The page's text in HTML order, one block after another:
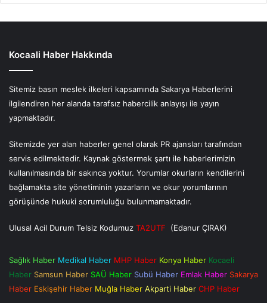
Kocaali Haber Hakkında
Sitemiz basın meslek ilkeleri kapsamında Sakarya Haberlerini
ilgilendiren her alanda tarafsız habercilik anlayışı ile yayın
yapmaktadır.
Sitemizde yer alan haberler genel olarak PR ajansları tarafından
servis edilmektedir. Kaynak göstermek şartı ile haberlerimizin
kullanılmasında bir sakınca yoktur. Yorumlar okurların kendilerini
bağlamakta site yönetiminin yazarların ve okur yorumlarının
görüşünde hukuki sorumluluğu bulunmamaktadır.
Ulusal Acil Durum Telsiz Kodumuz TA2UTF (Edanur ÇIRAK)
Sağlık Haber Medikal Haber MHP Haber Konya Haber Kocaeli
Haber Samsun Haber SAÜ Haber Subü Haber Emlak Haber Sakarya
Haber Eskişehir Haber Muğla Haber Akparti Haber CHP Haber